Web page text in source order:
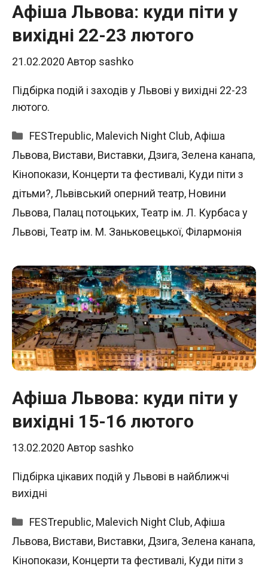
Афіша Львова: куди піти у
вихідні 22-23 лютого
21.02.2020 Автор sashko
Підбірка подій і заходів у Львові у вихідні 22-23
лютого.
Категорії
FESTrepublic, Malevich Night Club,Афіша
Львова, Вистави, Виставки, Дзига, Зелена канапа,
Кінопокази, Концерти та фестивалі, Куди піти з
дітьми?,Львівський оперний театр, Новини
Львова, Палац потоцьких,Театр ім. Л. Курбаса у
Львові,Театр ім. М. Заньковецької, Філармонія
Афіша Львова: куди піти у
вихідні 15-16 лютого
13.02.2020 Автор sashko
Підбірка цікавих подій у Львові в найближчі
вихідні
Категорії
FESTrepublic, Malevich Night Club,Афіша
Львова, Вистави, Виставки, Дзига, Зелена канапа,
Кінопокази, Концерти та фестивалі, Куди піти з